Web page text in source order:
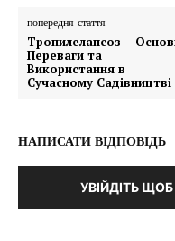
попередня стаття
Тропилелапсоз –
Переваги та
Використання в
Сучасному Садівництві
НАПИСАТИ ВІДПОВІДЬ
УВІЙДІТЬ